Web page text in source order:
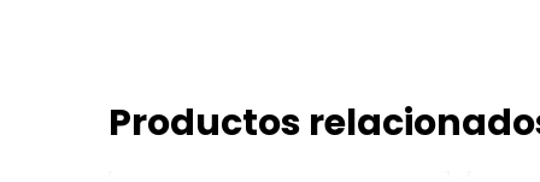
Productos